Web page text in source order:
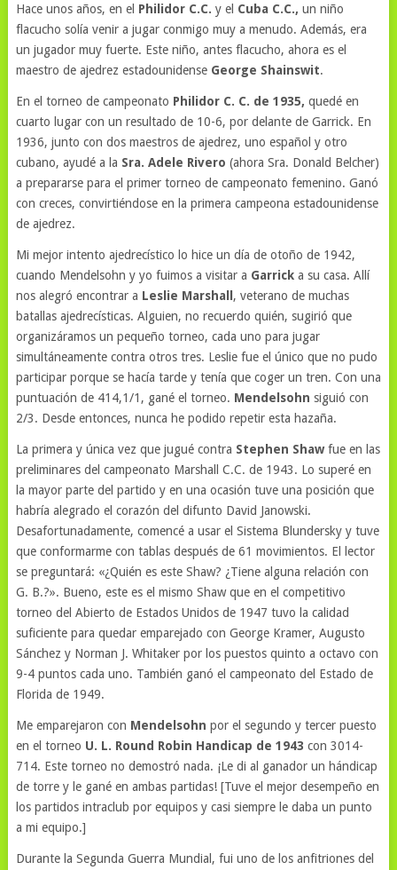
Hace unos años, en el Philidor C.C. y el Cuba C.C., un niño
flacucho solía venir a jugar conmigo muy a menudo. Además, era
un jugador muy fuerte. Este niño, antes flacucho, ahora es el
maestro de ajedrez estadounidense George Shainswit.
En el torneo de campeonato Philidor C. C. de 1935, quedé en
cuarto lugar con un resultado de 10-6, por delante de Garrick. En
1936, junto con dos maestros de ajedrez, uno español y otro
cubano, ayudé a la Sra. Adele Rivero (ahora Sra. Donald Belcher)
a prepararse para el primer torneo de campeonato femenino. Ganó
con creces, convirtiéndose en la primera campeona estadounidense
de ajedrez.
Mi mejor intento ajedrecístico lo hice un día de otoño de 1942,
cuando Mendelsohn y yo fuimos a visitar a Garricka su casa. Allí
nos alegró encontrar a Leslie Marshall, veterano de muchas
batallas ajedrecísticas. Alguien, no recuerdo quién, sugirió que
organizáramos un pequeño torneo, cada uno para jugar
simultáneamente contra otros tres. Leslie fue el único que no pudo
participar porque se hacía tarde y tenía que coger un tren. Con una
puntuación de 414,1/1, gané el torneo. Mendelsohn siguió con
2/3. Desde entonces, nunca he podido repetir esta hazaña.
La primera y única vez que jugué contra Stephen Shawfue en las
preliminares del campeonato Marshall C.C. de 1943. Lo superé en
la mayor parte del partido y en una ocasión tuve una posición que
habría alegrado el corazón del difunto David Janowski.
Desafortunadamente, comencé a usar el Sistema Blundersky y tuve
que conformarme con tablas después de 61 movimientos. El lector
se preguntará: «¿Quién es este Shaw? ¿Tiene alguna relación con
G. B.?». Bueno, este es el mismo Shaw que en el competitivo
torneo del Abierto de Estados Unidos de 1947 tuvo la calidad
suficiente para quedar emparejado con George Kramer, Augusto
Sánchez y Norman J. Whitaker por los puestos quinto a octavo con
9-4 puntos cada uno. También ganó el campeonato del Estado de
Florida de 1949.
Me emparejaron con Mendelsohn por el segundo y tercer puesto
en el torneo U. L. Round Robin Handicap de 1943 con 3014-
714. Este torneo no demostró nada. ¡Le di al ganador un hándicap
de torre y le gané en ambas partidas! [Tuve el mejor desempeño en
los partidos intraclub por equipos y casi siempre le daba un punto
a mi equipo.]
Durante la Segunda Guerra Mundial, fui uno de los anfitriones del